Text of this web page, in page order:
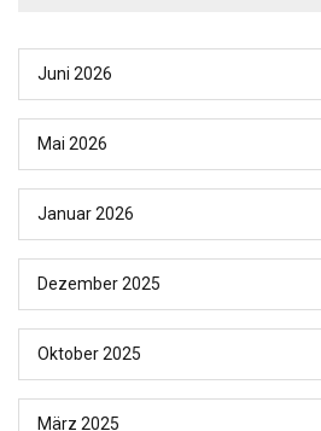
Juni 2026
Mai 2026
Januar 2026
Dezember 2025
Oktober 2025
März 2025